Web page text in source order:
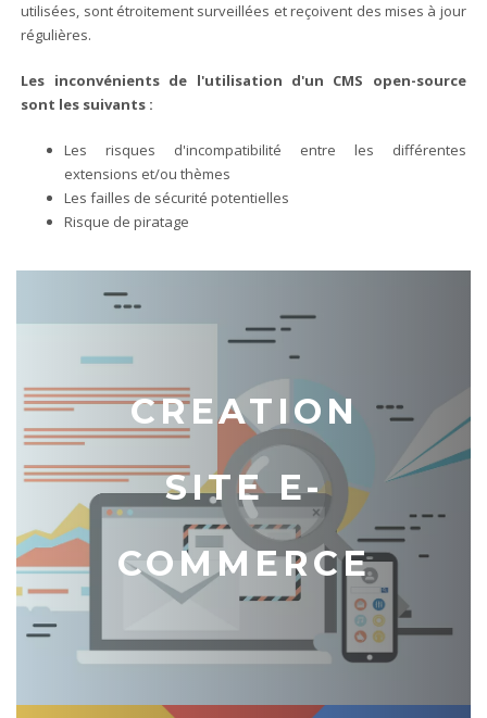
utilisées, sont étroitement surveillées et reçoivent des mises à jour
régulières.
Les inconvénients de l'utilisation d'un CMS open-source
sont les suivants :
Les risques d'incompatibilité entre les différentes
extensions et/ou thèmes
Les failles de sécurité potentielles
Risque de piratage
CREATION
SITE E-
COMMERCE